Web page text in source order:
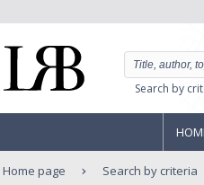
Search by
Home page Search by criteria